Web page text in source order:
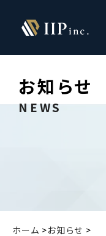
お知らせ
NEWS
ホーム
お知らせ